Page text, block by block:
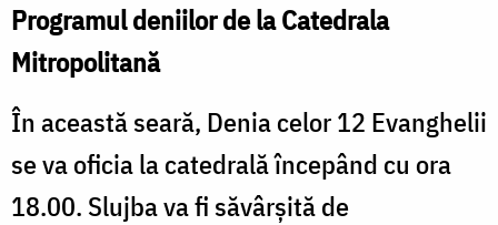
Programul deniilor de la Catedrala
Mitropolitană
În această seară, Denia celor 12 Evanghelii
se va oficia la catedrală începând cu ora
18.00. Slujba va fi săvârșită de